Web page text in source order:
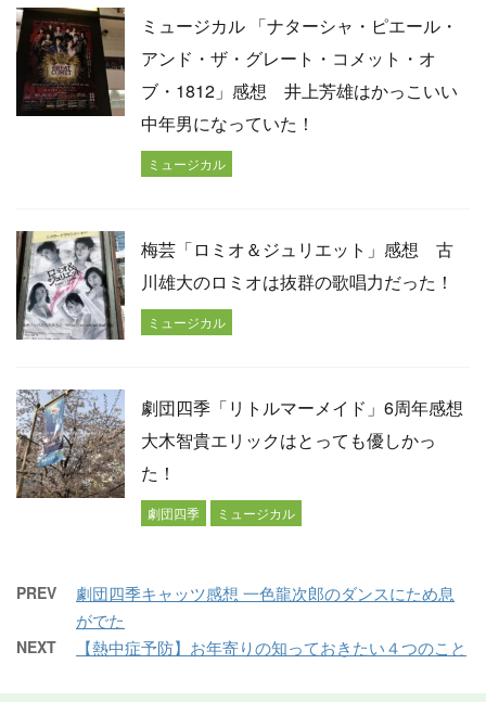
ミュージカル 「ナターシャ・ピエール・
アンド・ザ・グレート・コメット・オ
ブ・1812」感想 井上芳雄はかっこいい
中年男になっていた！
ミュージカル
梅芸「ロミオ＆ジュリエット」感想 古
川雄大のロミオは抜群の歌唱力だった！
ミュージカル
劇団四季「リトルマーメイド」6周年感想
大木智貴エリックはとっても優しかっ
た！
劇団四季 ミュージカル
PREV
劇団四季キャッツ感想 一色龍次郎のダンスにため息
がでた
NEXT 【熱中症予防】お年寄りの知っておきたい４つのこと